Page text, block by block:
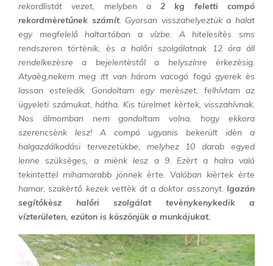
rekordlistát vezet, melyben a2 kg feletti compó
rekordmèretűnek számít. Gyorsan visszahelyeztük a halat
egy megfelelő haltartóban a vízbe. A hitelesítès sms
rendszeren törtènik, ès a halőri szolgálatnak 12 óra áll
rendelkezèsre a bejelentèstől a helyszínre èrkezèsig.
Atyaèg,nekem meg itt van három vacogó fogú gyerek ès
lassan esteledik. Gondoltam egy merèszet, felhívtam az
ügyeleti számukat, hátha. Kis türelmet kèrtek, visszahívnak.
Nos álmomban nem gondoltam volna, hogy ekkora
szerencsènk lesz! A compó ugyanis bekerült idèn a
halgazdálkodási tervezetükbe, melyhez 10 darab egyed
lenne szüksèges, a miènk lesz a 9. Ezèrt a halra való
tekintettel mihamarabb jönnek èrte. Valóban kièrtek èrte
hamar, szakèrtő kezek vettèk át a doktor asszonyt. Igazán
segítőkèsz halőri szolgálat tevènykenykedik a
vízterületen, ezúton is köszönjük a munkájukat.